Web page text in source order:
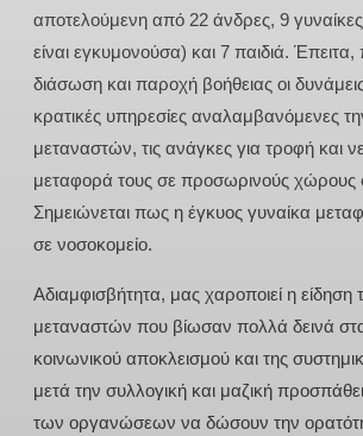
αποτελούμενη από 22 άνδρες, 9 γυναίκες
είναι εγκυμονούσα) και 7 παιδιά.
διάσωση και παροχή βοήθειας οι
κρατικές υπηρεσίες αναλαμβανόμενες
μεταναστών, τις ανάγκες για τροφή και
μεταφορά τους σε προσωρινούς χώρους
Σημειώνεται πως η έγκυος γυναίκα
σε νοσοκομείο.
Αδιαμφισβήτητα, μας χαροποιεί η
μεταναστών που βίωσαν πολλά δεινά
κοινωνικού αποκλεισμού και της
μετά την συλλογική και μαζική
των οργανώσεων να δώσουν την